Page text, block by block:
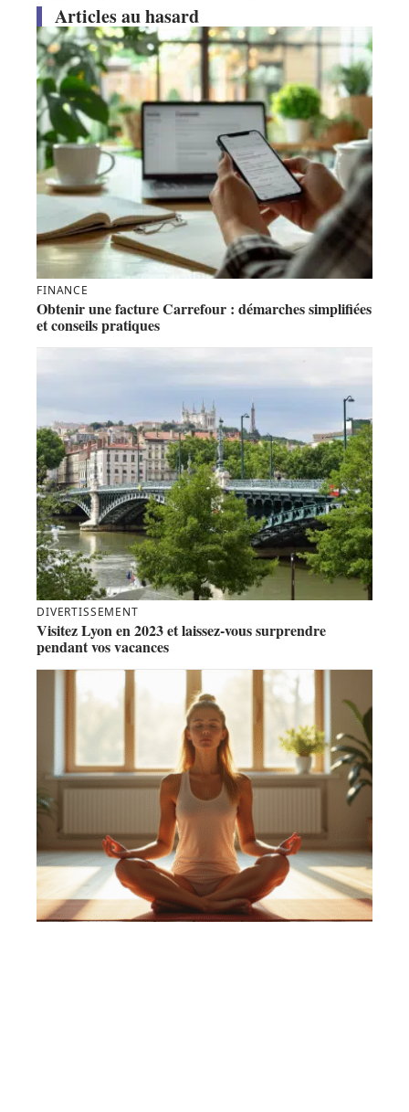
Articles au hasard
FINANCE
Obtenir une facture Carrefour : démarches simplifiées
et conseils pratiques
DIVERTISSEMENT
Visitez Lyon en 2023 et laissez-vous surprendre
pendant vos vacances